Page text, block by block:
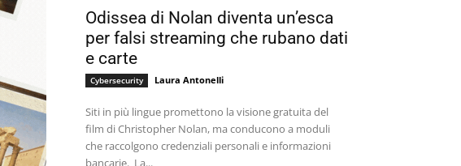
Odissea di Nolan diventa un’esca
per falsi streaming che rubano dati
e carte
Cybersecurity Laura Antonelli
Siti in più lingue promettono la visione gratuita del
film di Christopher Nolan, ma conducono a moduli
che raccolgono credenziali personali e informazioni
bancarie. La...